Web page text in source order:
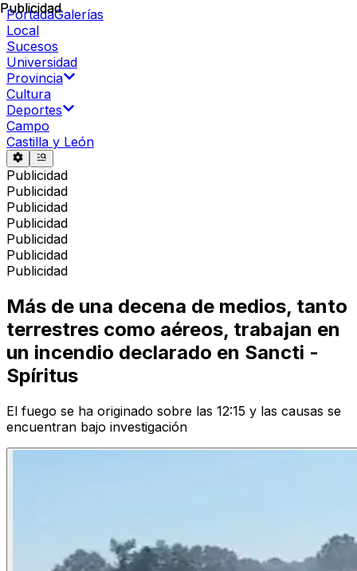
PortadaGalerías
Local
Sucesos
Universidad
Provincia
Cultura
Deportes
Campo
Castilla y León
Publicidad
Publicidad
Publicidad
Publicidad
Publicidad
Publicidad
Publicidad
Publicidad
Más de una decena de medios, tanto
terrestres como aéreos, trabajan en
un incendio declarado en Sancti -
Spíritus
El fuego se ha originado sobre las 12:15 y las causas se
encuentran bajo investigación
Publicidad